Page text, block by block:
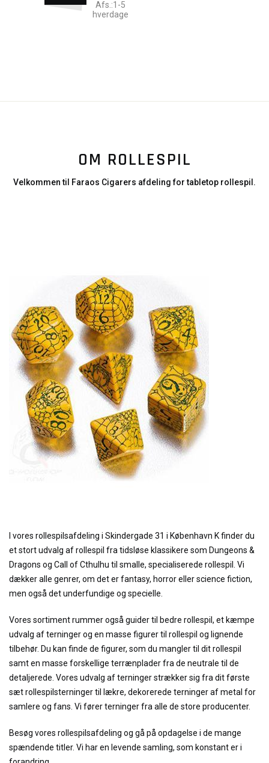
Afs.:1-5
hverdage
OM ROLLESPIL
Velkommen til Faraos Cigarers afdeling for tabletop rollespil.
I vores rollespilsafdeling i Skindergade 31 i København K finder du
et stort udvalg af rollespil fra tidsløse klassikere som Dungeons &
Dragons og Call of Cthulhu til smalle, specialiserede rollespil. Vi
dækker alle genrer, om det er fantasy, horror eller science fiction,
men også det underfundige og specielle.
Vores sortiment rummer også guider til bedre rollespil, et kæmpe
udvalg af terninger og en masse figurer til rollespil og lignende
tilbehør. Du kan finde de figurer, som du mangler til dit rollespil
samt en masse forskellige terrænplader fra de neutrale til de
detaljerede. Vores udvalg af terninger strækker sig fra dit første
sæt rollespilsterninger til lækre, dekorerede terninger af metal for
samlere og fans. Vi fører terninger fra alle de store producenter.
Besøg vores rollespilsafdeling og gå på opdagelse i de mange
spændende titler. Vi har en levende samling, som konstant er i